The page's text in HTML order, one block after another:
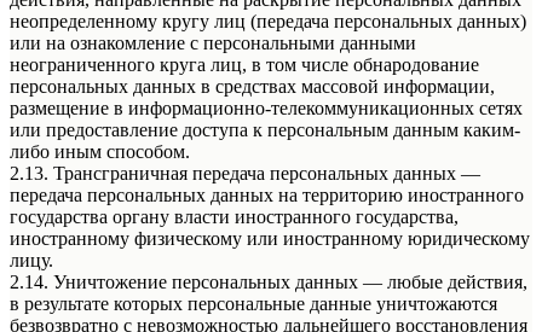
неопределенному кругу лиц (передача персональных данных)
или на ознакомление с персональными данными
неограниченного круга лиц, в том числе обнародование
персональных данных в средствах массовой информации,
размещение в информационно-телекоммуникационных сетях
или предоставление доступа к персональным данным каким-
либо иным способом.
2.13. Трансграничная передача персональных данных —
передача персональных данных на территорию иностранного
государства органу власти иностранного государства,
иностранному физическому или иностранному юридическому
лицу.
2.14. Уничтожение персональных данных — любые действия,
в результате которых персональные данные уничтожаются
безвозвратно с невозможностью дальнейшего восстановления